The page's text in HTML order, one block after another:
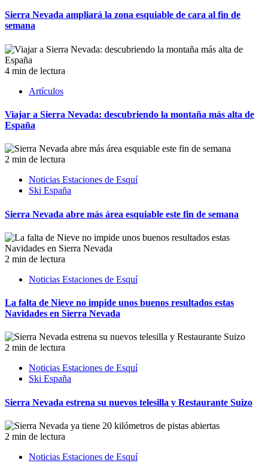
Sierra Nevada ampliará la zona esquiable de cara al fin de
semana
4 min de lectura
Artículos
Viajar a Sierra Nevada: descubriendo la montaña más alta de
España
2 min de lectura
Noticias Estaciones de Esquí
Ski España
Sierra Nevada abre más área esquiable este fin de semana
2 min de lectura
Noticias Estaciones de Esquí
La falta de Nieve no impide unos buenos resultados estas
Navidades en Sierra Nevada
2 min de lectura
Noticias Estaciones de Esquí
Ski España
Sierra Nevada estrena su nuevos telesilla y Restaurante Suizo
2 min de lectura
Noticias Estaciones de Esquí